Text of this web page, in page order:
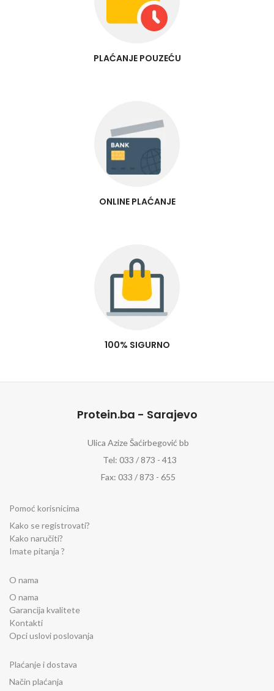
PLAĆANJE POUZEĆU
ONLINE PLAĆANJE
100% SIGURNO
Protein.ba - Sarajevo
Ulica Azize Šaćirbegović bb
Tel: 033 / 873 - 413
Fax: 033 / 873 - 655
Pomoć korisnicima
Kako se registrovati?
Kako naručiti?
Imate pitanja ?
O nama
O nama
Garancija kvalitete
Kontakti
Opci uslovi poslovanja
Plaćanje i dostava
Način plaćanja